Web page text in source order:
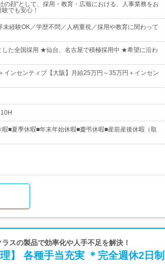
の顔"として、採用・教育・広報における、人事業務をお
でも安心！
経験OK／学歴不問／人柄重視／採用や教育に関わって
た全国採用 ★仙台、名古屋で積極採用中 ★希望に沿わ
インセンティブ【大阪】月給25万円～35万円＋インセン
■夏季休暇■年末年始休暇■慶弔休暇■産前産後休暇（取
スの製品で効率化や人手不足を解決！
】 各種手当充実 ＊完全週休2日制